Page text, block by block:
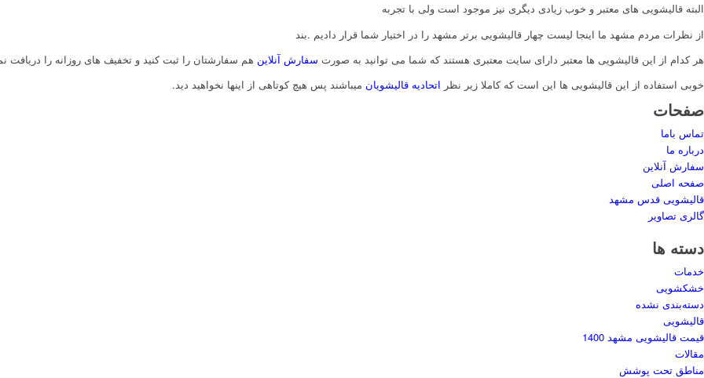
البته قالیشویی های معتبر و خوب زیادی دیگری نیز موجود است ولی با تجربه
از نظرات مردم مشهد ما اینجا لیست چهار قالیشویی برتر مشهد را در اختیار شما قرار دادیم .بند
هر کدام از این قالیشویی ها معتبر دارای سایت معتبری هستند که شما می توانید به صورت سفارش آنلاین هم سفارشتان را ثبت کنید و تخفیف های روزانه را دریافت
خوبی استفاده از این قالیشویی ها این است که کاملا زیر نظر اتحادیه قالیشویان میباشند پس هیچ کوتاهی از اینها نخواهید دید.
صفحات
تماس باما
درباره ما
سفارش آنلاین
صفحه اصلی
قالیشویی قدس مشهد
گالری تصاویر
دسته ها
خدمات
خشکشویی
دسته‌بندی نشده
قالیشویی
قیمت قالیشویی مشهد 1400
مقالات
مناطق تحت پوشش